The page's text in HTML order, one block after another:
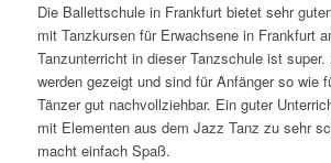
Die Ballettschule in Frankfurt bietet sehr
mit Tanzkursen für Erwachsene in Frankfurt
Tanzunterricht in dieser Tanzschule ist
werden gezeigt und sind für Anfänger so wie
Tänzer gut nachvollziehbar. Ein guter
mit Elementen aus dem Jazz Tanz zu sehr
macht einfach Spaß.